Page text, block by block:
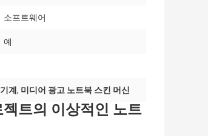
소프트웨어
예
계 , 미디어 광고 노트북 스킨 머신
트의 이상적인 노트